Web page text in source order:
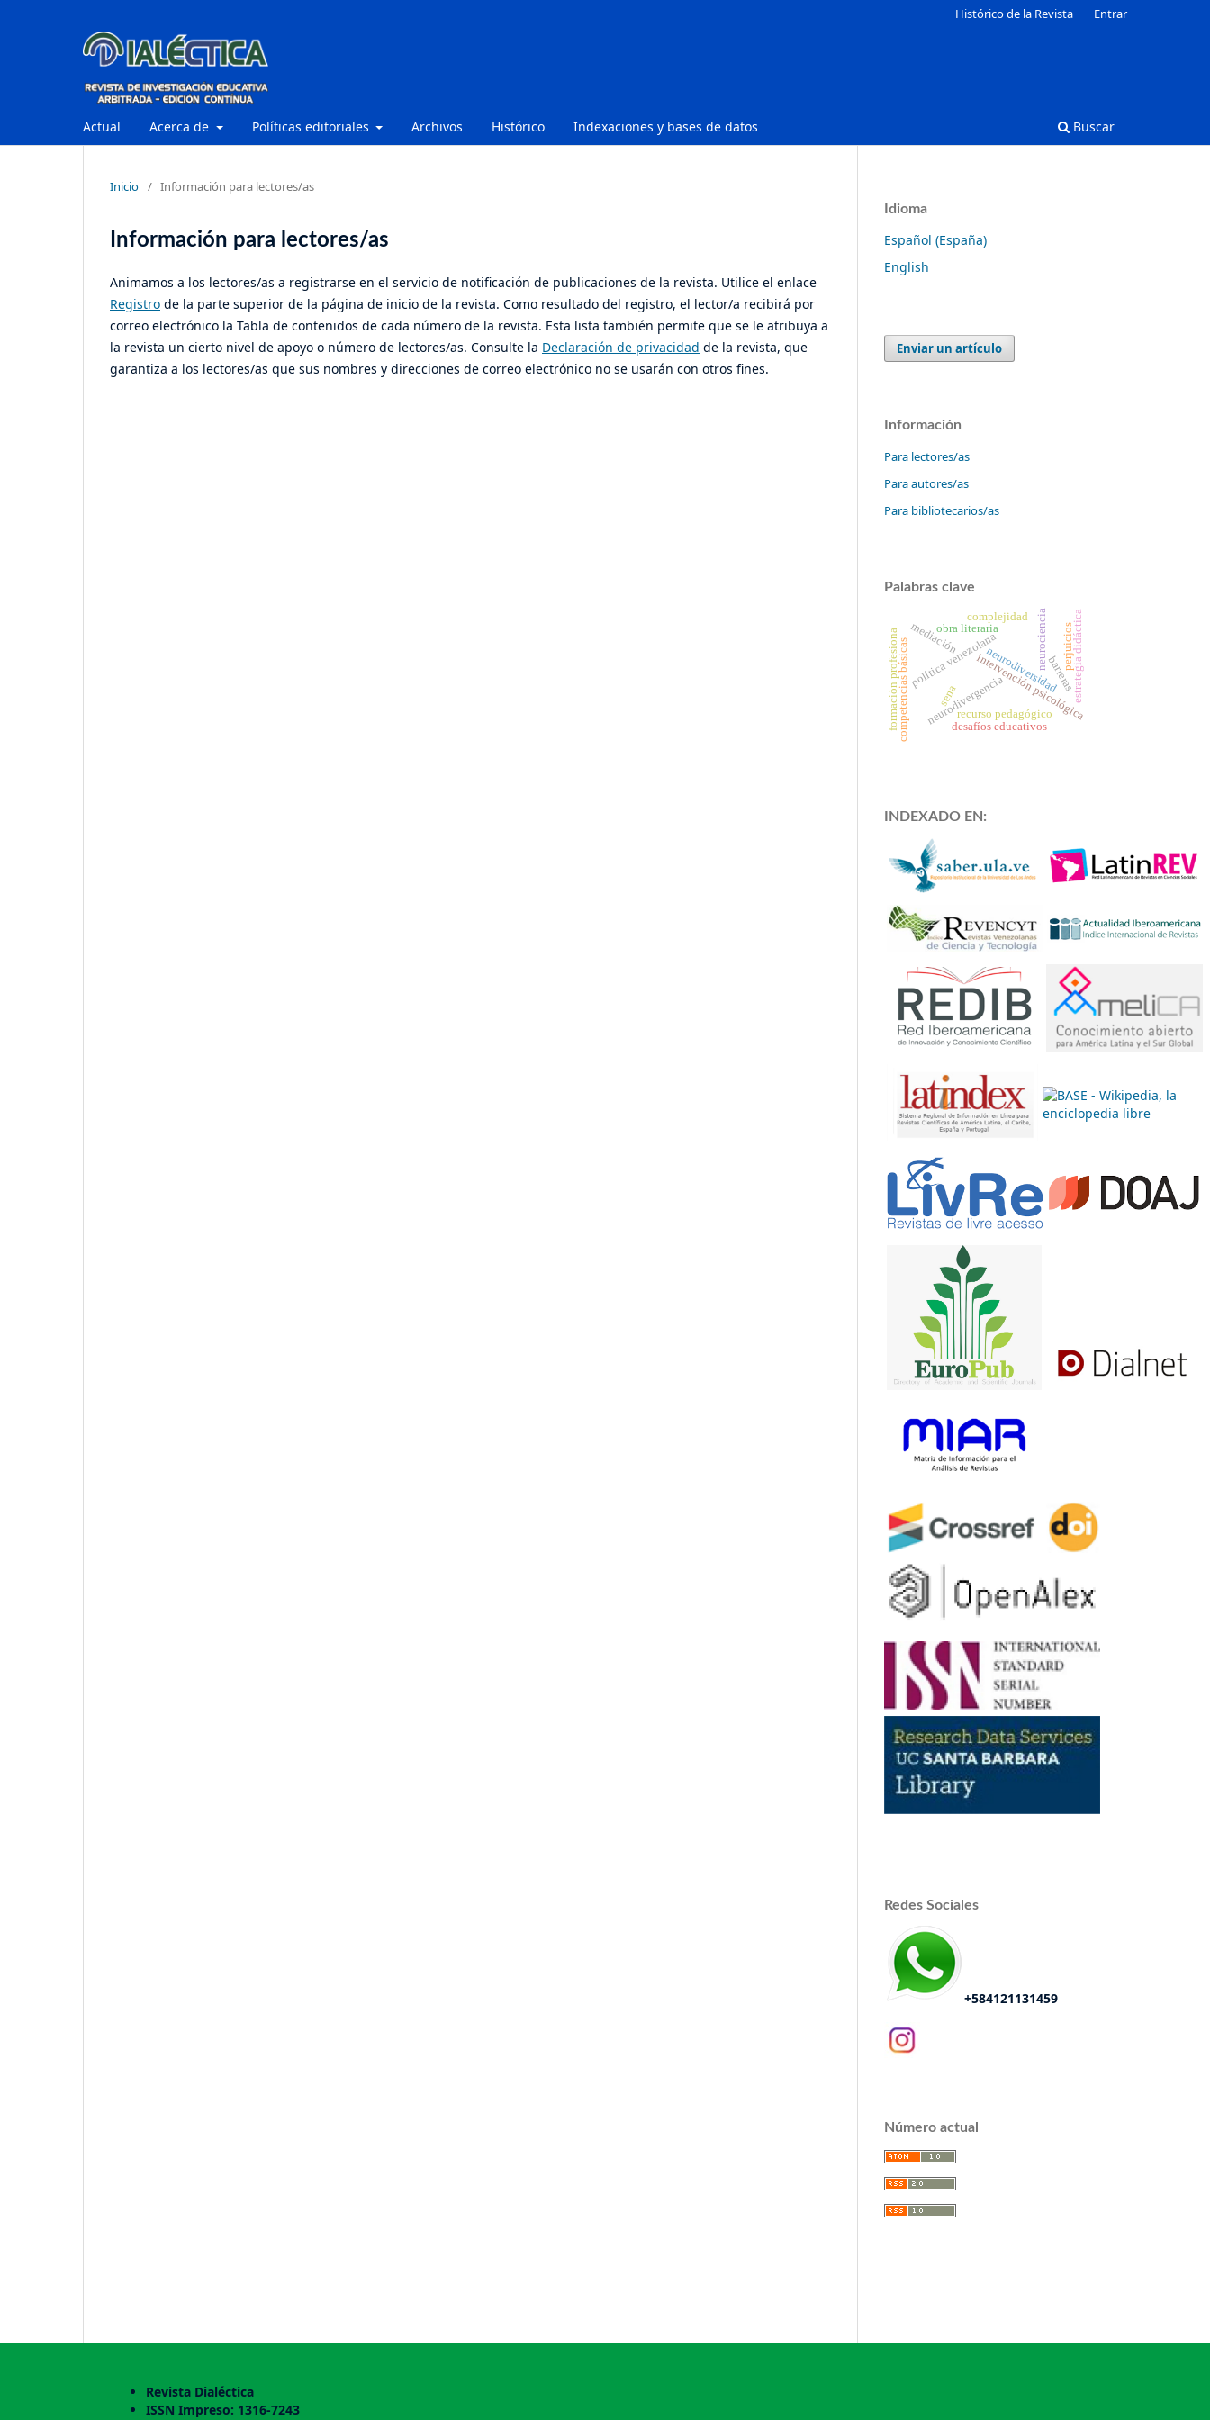
Actual Acerca de Políticas editoriales Archivos Histórico Indexaciones y bases de datos Buscar
Histórico de la Revista Entrar
Inicio / Información para lectores/as
Información para lectores/as
Animamos a los lectores/as a registrarse en el servicio de notificación de publicaciones de la revista. Utilice el enlace
Registro de la parte superior de la página de inicio de la revista. Como resultado del registro, el lector/a recibirá por
correo electrónico la Tabla de contenidos de cada número de la revista. Esta lista también permite que se le atribuya a
la revista un cierto nivel de apoyo o número de lectores/as. Consulte la Declaración de privacidad de la revista, que
garantiza a los lectores/as que sus nombres y direcciones de correo electrónico no se usarán con otros fines.
Idioma
Español (España)
English
Enviar un artículo
Información
Para lectores/as
Para autores/as
Para bibliotecarios/as
Palabras clave
intervención psicológica
política venezolana
neurodivergencia
neurodiversidad
competencias básicas neurociencia
mediación
recurso pedagógico
estrategia didáctica
obra literaria
complejidad
formación profesiona desafíos educativos
sena
barreras
perjuicios
INDEXADO EN:
Redes Sociales
+584121131459
Número actual
Revista Dialéctica
ISSN Impreso: 1316-7243